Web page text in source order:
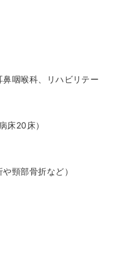
咽喉科、リハビリテー
床20床）
頸部骨折など）